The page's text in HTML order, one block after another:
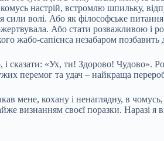
настрій, встромлю шпильку,
волі. Або як філософське
Або стати розважливою
жабо-сапієнса незабаром позбавить
і сказати: «Ух, ти! Здорово!
перемог та удач – найкраща
мене, кохану і ненаглядну, в
визнанням своєї поразки. Наразі